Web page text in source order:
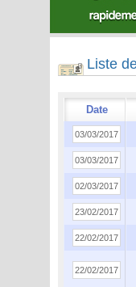
Liste
Date
03/03/2017
03/03/2017
02/03/2017
23/02/2017
22/02/2017
22/02/2017